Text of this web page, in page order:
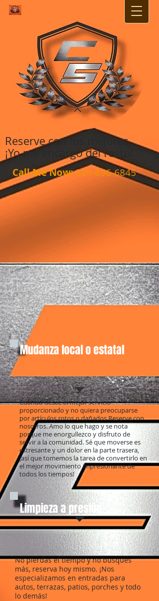
Reserve con los mejores,
¡Yo me encargo del resto!
Call Me Now:305-896-6845
Mudanza local o estatal
Cuando desee el mejor servicio
proporcionado y no quiera preocuparse
por artículos rotos o dañados Reserve con
nosotros. Amo lo que hago y se nota
porque me enorgullezco y disfruto de
servir a la comunidad. Sé que moverse es
estresante y un dolor en la parte trasera,
¡así que tomemos la tarea de convertirlo en
el mejor movimiento impresionante de
todos los tiempos!
Limpieza a presión
Nopierdas el tiempo y no busques
más, reserva hoy mismo. ¡Nos
especializamos en entradas para
autos, terrazas, patios, porches y todo
lo demás!